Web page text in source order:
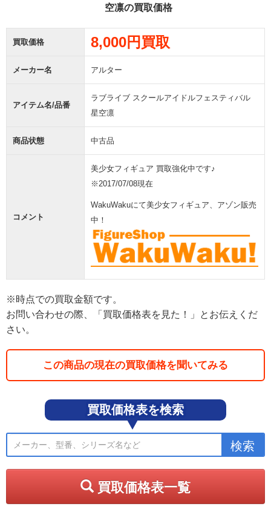
空凛の買取価格
買取価格 8,000円買取
メーカー名 アルター
アイテム名/品番
ラブライブ スクールアイドルフェスティバル
星空凛
商品状態 中古品
コメント
美少女フィギュア 買取強化中です♪
※2017/07/08現在
WakuWakuにて美少女フィギュア、アゾン販売
中！
※時点での買取金額です。
お問い合わせの際、「買取価格表を見た！」とお伝えくだ
さい。
この商品の現在の買取価格を聞いてみる
買取価格表を検索
買取価格表一覧